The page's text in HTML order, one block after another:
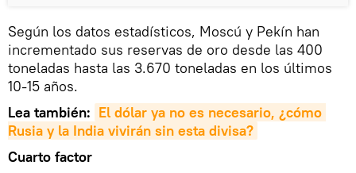
Según los datos estadísticos, Moscú y Pekín han
incrementado sus reservas de oro desde las 400
toneladas hasta las 3.670 toneladas en los últimos
10-15 años.
Lea también: El dólar ya no es necesario, ¿cómo
Rusia y la India vivirán sin esta divisa?
Cuarto factor